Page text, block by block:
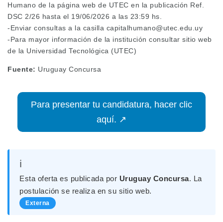
Humano de la página web de UTEC en la publicación Ref.
DSC 2/26 hasta el 19/06/2026 a las 23:59 hs.
-Enviar consultas a la casilla capitalhumano@utec.edu.uy
-Para mayor información de la institución consultar sitio web
de la Universidad Tecnológica (UTEC)
Fuente: Uruguay Concursa
Para presentar tu candidatura, hacer clic
aquí. ↗
ℹ️
Esta oferta es publicada por Uruguay Concursa. La
postulación se realiza en su sitio web.
Externa